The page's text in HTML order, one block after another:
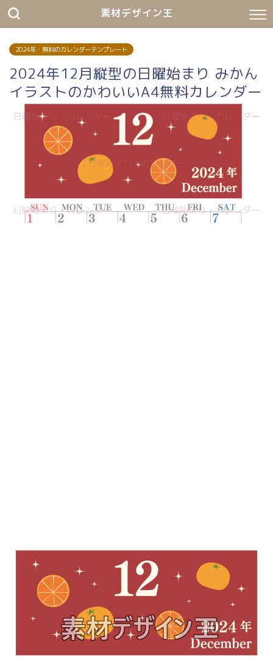
素材デザイン王
2024年・無料のカレンダーテンプレート
2024年12月縦型の日曜始まり みかん
イラストのかわいいA4無料カレンダー